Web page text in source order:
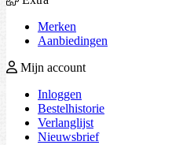
Merken
Aanbiedingen
Mijn account
Inloggen
Bestelhistorie
Verlanglijst
Nieuwsbrief